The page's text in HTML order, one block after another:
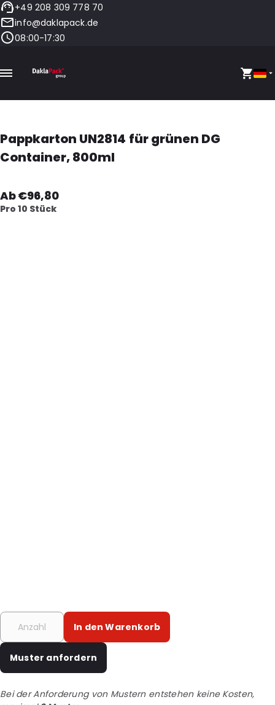
+49 208 309 778 70
info@daklapack.de
08:00-17:30
Pappkarton UN2814 für grünen DG
Container, 800ml
Ab €96,80
Pro 10 Stück
In den Warenkorb
Muster anfordern
Bei der Anforderung von Mustern entstehen keine Kosten,